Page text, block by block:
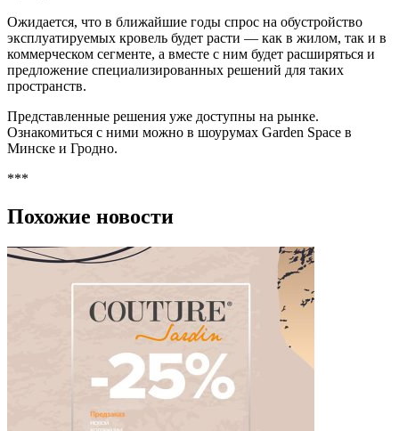
Ожидается, что в ближайшие годы спрос на обустройство
эксплуатируемых кровель будет расти — как в жилом, так и в
коммерческом сегменте, а вместе с ним будет расширяться и
предложение специализированных решений для таких
пространств.
Представленные решения уже доступны на рынке.
Ознакомиться с ними можно в шоурумах Garden Space в
Минске и Гродно.
***
Похожие новости